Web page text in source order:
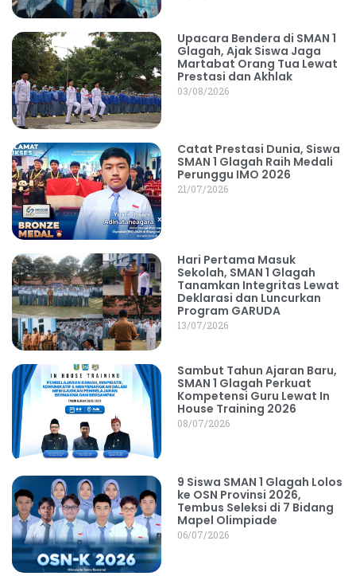
Upacara Bendera di SMAN 1
Glagah, Ajak Siswa Jaga
Martabat Orang Tua Lewat
Prestasi dan Akhlak
03/08/2026
Catat Prestasi Dunia, Siswa
SMAN 1 Glagah Raih Medali
Perunggu IMO 2026
21/07/2026
Hari Pertama Masuk
Sekolah, SMAN 1 Glagah
Tanamkan Integritas Lewat
Deklarasi dan Luncurkan
Program GARUDA
13/07/2026
Sambut Tahun Ajaran Baru,
SMAN 1 Glagah Perkuat
Kompetensi Guru Lewat In
House Training 2026
08/07/2026
9 Siswa SMAN 1 Glagah Lolos
ke OSN Provinsi 2026,
Tembus Seleksi di 7 Bidang
Mapel Olimpiade
06/07/2026